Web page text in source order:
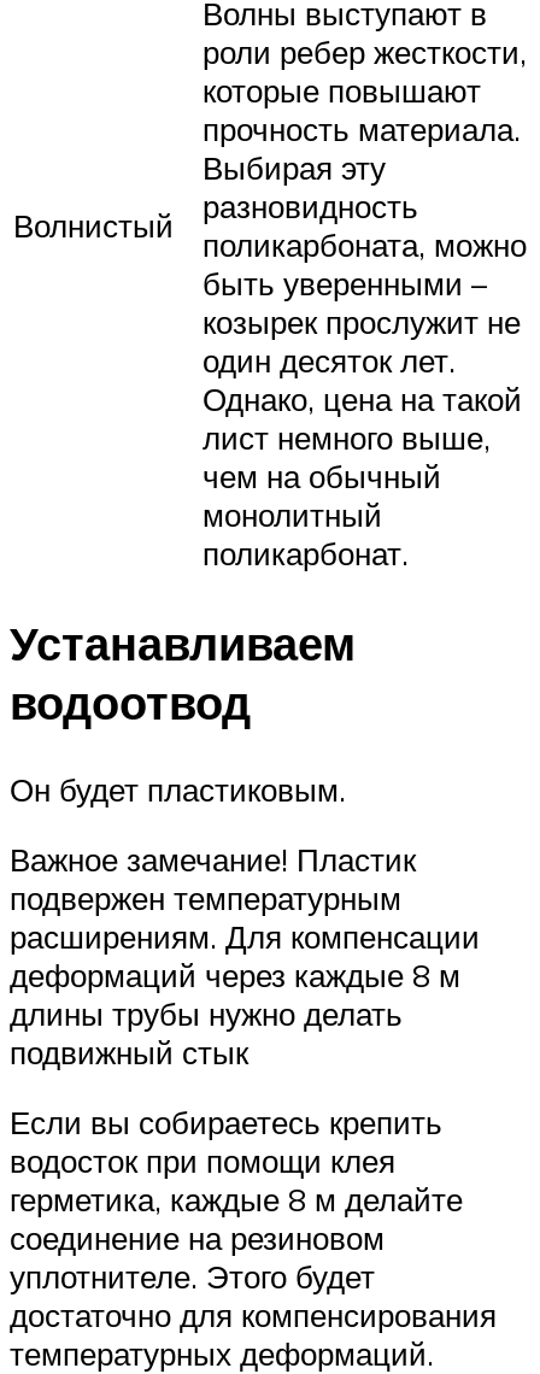
Волнистый
Волны выступают в
роли ребер жесткости,
которые повышают
прочность материала.
Выбирая эту
разновидность
поликарбоната, можно
быть уверенными –
козырек прослужит не
один десяток лет.
Однако, цена на такой
лист немного выше,
чем на обычный
монолитный
поликарбонат.
Устанавливаем
водоотвод
Он будет пластиковым.
Важное замечание! Пластик
подвержен температурным
расширениям. Для компенсации
деформаций через каждые 8 м
длины трубы нужно делать
подвижный стык
Если вы собираетесь крепить
водосток при помощи клея
герметика, каждые 8 м делайте
соединение на резиновом
уплотнителе. Этого будет
достаточно для компенсирования
температурных деформаций.